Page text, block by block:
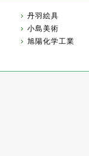
丹羽絵具
小島美術
旭陽化学工業